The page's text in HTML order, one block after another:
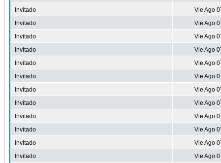
Invitado
Vie Ago
Invitado
Vie Ago
Invitado
Vie Ago
Invitado
Vie Ago
Invitado
Vie Ago
Invitado
Vie Ago
Invitado
Vie Ago
Invitado
Vie Ago
Invitado
Vie Ago
Invitado
Vie Ago
Invitado
Vie Ago
Invitado
Vie Ago